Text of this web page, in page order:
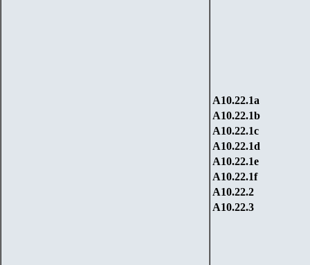
А10.22.1a
А10.22.1b
А10.22.1c
А10.22.1d
А10.22.1e
А10.22.1f
А10.22.2
А10.22.3